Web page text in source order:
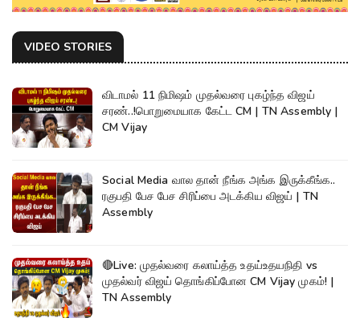
VIDEO STORIES
விடாமல் 11 நிமிஷம் முதல்வரை புகழ்ந்த விஜய்
சரண்..!பொறுமையாக கேட்ட CM | TN Assembly |
CM Vijay
Social Media வால தான் நீங்க அங்க இருக்கீங்க..
ரகுபதி பேச பேச சிரிப்பை அடக்கிய விஜய் | TN
Assembly
🔴Live: முதல்வரை கலாய்த்த உதய்உதயநிதி vs
முதல்வர் விஜய் தொங்கிப்போன CM Vijay முகம்! |
TN Assembly